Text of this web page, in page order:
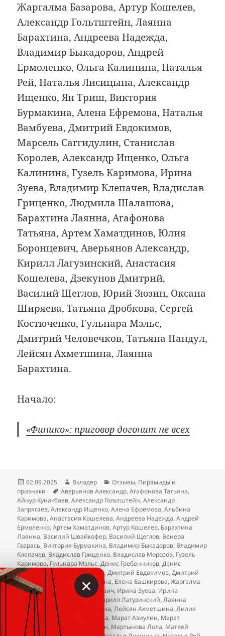
Жаргалма Базарова, Артур Кошелев,
Александр Гольтштейн, Лаянна
Барахтина, Андреева Надежда,
Владимир Быкадоров, Андрей
Ермоленко, Ольга Калинина, Наталья
Рей, Наталья Лисицына, Александр
Ищенко, Ян Триш, Виктория
Бурмакина, Алена Ефремова, Наталья
Вамбуева, Дмитрий Евдокимов,
Марсель Саггидулин, Станислав
Королев, Александр Ищенко, Ольга
Калинина, Гузель Каримова, Ирина
Зуева, Владимир Клепачев, Владислав
Гриценко, Людмила Шалашова,
Барахтина Лаянна, Агафонова
Татьяна, Артем Хаматдинов, Юлия
Боронцевич, Аверьянов Александр,
Кирилл Лагузинский, Анастасия
Кошелева, Дзекунов Дмитрий,
Василий Щеглов, Юрий Зюзин, Оксана
Ширяева, Татьяна Дробкова, Сергей
Костюченко, Гульнара Мэльс,
Дмитрий Человечков, Татьяна Пандул,
Лейсян Ахметшина, Лаянна
Барахтина.
Начало:
«Финико»: приговор догонит не всех
Опубликовано
02.09.2025 Автор
Вкладер Рубрики
Отзывы, Пирамиды и
признаки
Метки
Аверьянов Александр,Агафонова Татьяна,
Айнур Кунакбаев,Александр Гольтштейн,Александр
Запрягаев,Александр Ищенко,Алена Ефремова,Альбина
Каримова,Анастасия Кошелева,Андреева Надежда,Андрей
Ермоленко,Артем Хаматдинов,Артур Кошелев, Барахтина
Лаянна, Василий Швайкофер, Василий Щеглов, Венера
Гаврась, Виктория Бурмакина, Владимир Быкадоров, Владимир
Клепачев, Владислав Гриценко, Владислав Морозов, Гузель
Каримова, Гульнара Мэльс,Денис Гребенников,Денис
Чесноков
Дзекунов Дмитрий,Дмитрий Евдокимов,Дмитрий
Человечков, Екатерина Овдина, Елена Башкирова,Жаргалма
Базарова
Зыгмунт Зыгмунтович, Ирина Зуева, Ирина
Шумкова
Карина Руппель Кирилл Лагузинский,Лаянна
Барахтина
Лейсан Ахметшина,Лейсян Ахметшина,Лилия
Нуриева
Людмила Шалашова, Марат Азиулин, Марат
Сабиров
Марсель Саггидулин, Мартынова Лола, Матвей
×